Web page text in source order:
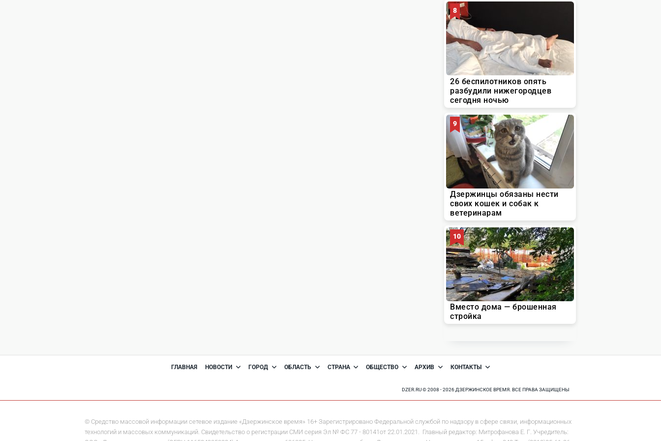
ГЛАВНАЯ НОВОСТИ ГОРОД ОБЛАСТЬ СТРАНА ОБЩЕСТВО АРХИВ КОНТАКТЫ
DZER.RU © 2008 - 2026 ДЗЕРЖИНСКОЕ ВРЕМЯ. ВСЕ ПРАВА ЗАЩИЩЕНЫ
© Средство массовой информации сетевое издание «Дзержинское время» 16+ Зарегистрировано Федеральной службой по надзору в сфере связи, информационных
технологий и массовых коммуникаций. Свидетельство о регистрации СМИ серия Эл № ФС 77 - 80141от 22.01.2021. Главный редактор: Митрофанова Е. Г. Учредитель: